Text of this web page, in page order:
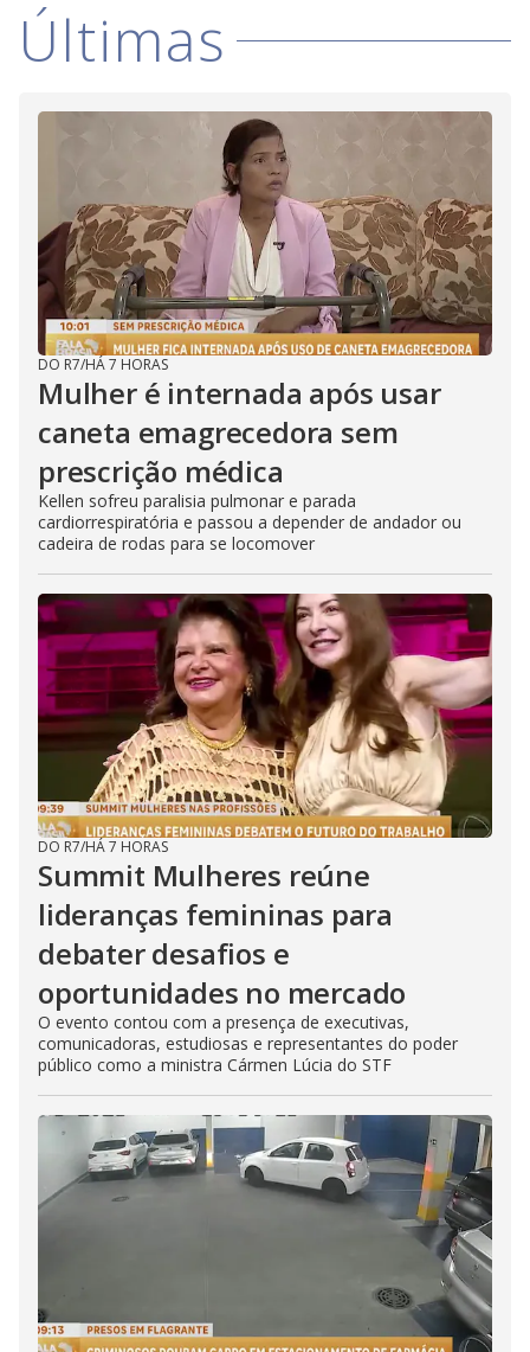
Últimas
DO R7/HÁ 7 HORAS
Mulher é internada após usar
caneta emagrecedora sem
prescrição médica
Kellen sofreu paralisia pulmonar e parada
cardiorrespiratória e passou a depender de andador ou
cadeira de rodas para se locomover
DO R7/HÁ 7 HORAS
Summit Mulheres reúne
lideranças femininas para
debater desafios e
oportunidades no mercado
O evento contou com a presença de executivas,
comunicadoras, estudiosas e representantes do poder
público como a ministra Cármen Lúcia do STF